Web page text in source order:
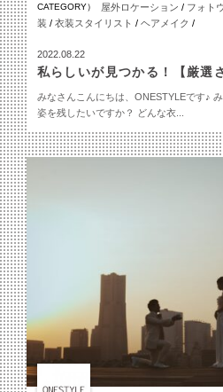
CATEGORY） 屋外ロケーション / フォト
装 / 衣装スタイリスト / ヘアメイク /
2022.08.22
私らしいが見つかる！【厳選
みなさんこんにちは、ONESTYLEです♪
姿を残したいですか？ どんな衣...